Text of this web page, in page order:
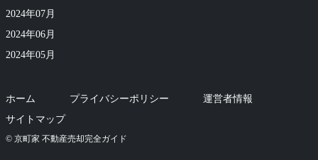
2024年07月
2024年06月
2024年05月
ホーム プライバシーポリシー
運営者情報
サイトマップ
© 京町家 不動産売却完全ガイド